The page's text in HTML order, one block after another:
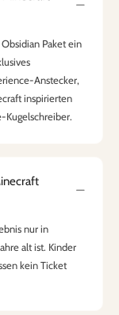
Paket ein
Anstecker,
inspirierten
Kugelschreiber.
nur in
alt ist. Kinder
kein Ticket